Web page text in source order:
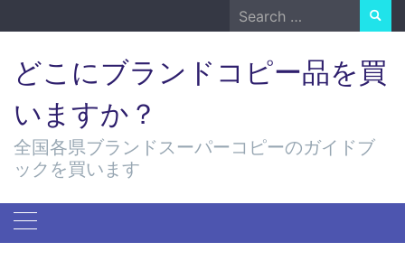
to
Search
for:
どこにブランドコピー品を買
いますか？
全国各県ブランドスーパーコピーのガイドブ
ックを買います